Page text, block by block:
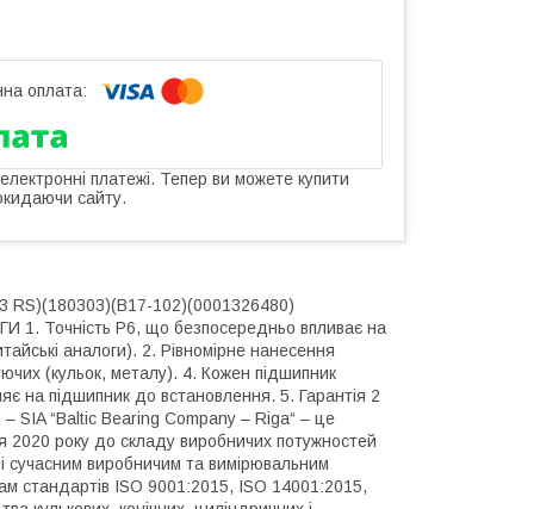
платежі. Тепер ви можете купити
сайту.
RS)(180303)(B17-102)(0001326480)
Точність Р6, що безпосередньо впливає на
аналоги). 2. Рівномірне нанесення
(кульок, металу). 4. Кожен підшипник
на підшипник до встановлення. 5. Гарантія 2
SIA “Baltic Bearing Company – Riga“ – це
2020 року до складу виробничих потужностей
сучасним виробничим та вимірювальним
стандартів ISO 9001:2015, ISO 14001:2015,